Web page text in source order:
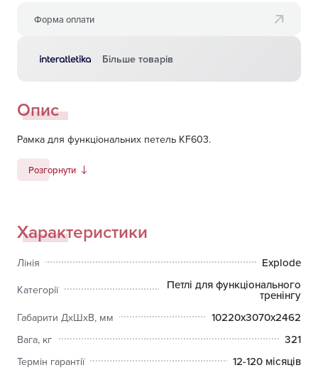
Форма оплати
Більше товарів
Опис
Рамка для функціональних петель KF603.
Розгорнути
Характеристики
Лінія Explode
Категорії Петлі для функціонального
тренінгу
Габарити ДхШхВ, мм 10220х3070х2462
Вага, кг 321
Термін гарантії 12-120 місяців